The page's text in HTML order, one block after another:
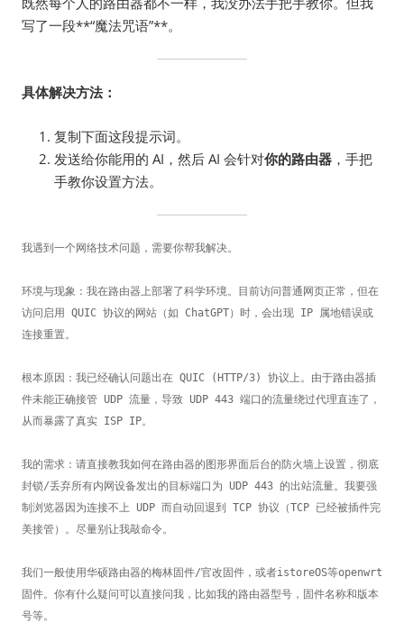
写了一段**“魔法咒语”**。
具体解决方法：
复制下面这段提示词。
发送给你能用的 AI，然后 AI 会针对你的路由器 ，手把
手教你设置方法。
我遇到一个网络技术问题，需要你帮我解决。
环境与现象：我在路由器上部署了科学环境。目前访问普通网页正常，但在
访问启用 QUIC 协议的网站（如 ChatGPT）时，会出现 IP 属地错误或
连接重置。
根本原因：我已经确认问题出在 QUIC (HTTP/3) 协议上。由于路由器插
件未能正确接管 UDP 流量，导致 UDP 443 端口的流量绕过代理直连了，
从而暴露了真实 ISP IP。
我的需求：请直接教我如何在路由器的图形界面后台的防火墙上设置，彻底
封锁/丢弃所有内网设备发出的目标端口为 UDP 443 的出站流量。我要强
制浏览器因为连接不上 UDP 而自动回退到 TCP 协议（TCP 已经被插件完
美接管）。尽量别让我敲命令。
我们一般使用华硕路由器的梅林固件/官改固件，或者istoreOS等openwrt
固件。你有什么疑问可以直接问我，比如我的路由器型号，固件名称和版本
号等。